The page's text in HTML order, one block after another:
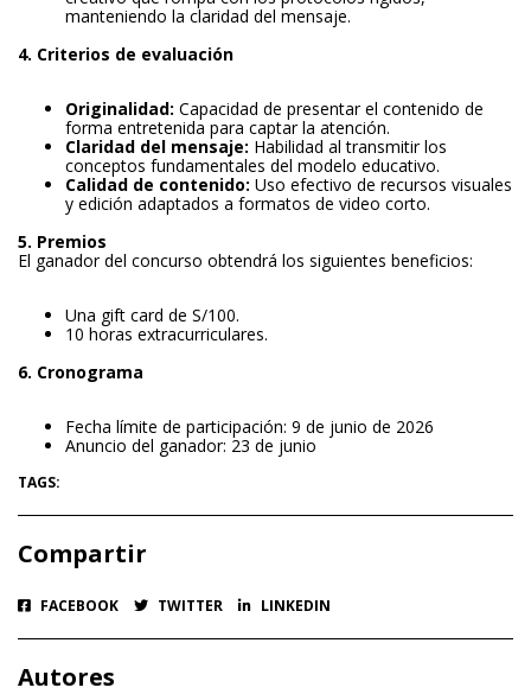
manteniendo la claridad del mensaje.
4. Criterios de evaluación
Originalidad: Capacidad de presentar el contenido de
forma entretenida para captar la atención.
Claridad del mensaje: Habilidad al transmitir los
conceptos fundamentales del modelo educativo.
Calidad de contenido: Uso efectivo de recursos visuales
y edición adaptados a formatos de video corto.
5. Premios
El ganador del concurso obtendrá los siguientes beneficios:
Una gift card de S/100.
10 horas extracurriculares.
6. Cronograma
Fecha límite de participación: 9 de junio de 2026
Anuncio del ganador: 23 de junio
TAGS:
Compartir
FACEBOOK TWITTER LINKEDIN
Autores